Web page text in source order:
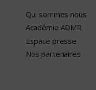
Qui sommes nous
Académie ADMR
Espace presse
Nos partenaires